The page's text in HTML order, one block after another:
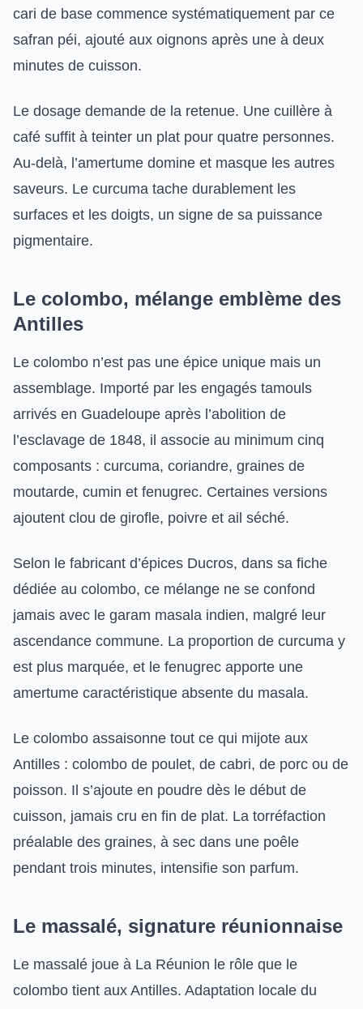
cari de base commence systématiquement par ce
safran péi, ajouté aux oignons après une à deux
minutes de cuisson.
Le dosage demande de la retenue. Une cuillère à
café suffit à teinter un plat pour quatre personnes.
Au-delà, l’amertume domine et masque les autres
saveurs. Le curcuma tache durablement les
surfaces et les doigts, un signe de sa puissance
pigmentaire.
Le colombo, mélange emblème des
Antilles
Le colombo n’est pas une épice unique mais un
assemblage. Importé par les engagés tamouls
arrivés en Guadeloupe après l’abolition de
l’esclavage de 1848, il associe au minimum cinq
composants : curcuma, coriandre, graines de
moutarde, cumin et fenugrec. Certaines versions
ajoutent clou de girofle, poivre et ail séché.
Selon le fabricant d’épices Ducros, dans sa fiche
dédiée au colombo, ce mélange ne se confond
jamais avec le garam masala indien, malgré leur
ascendance commune. La proportion de curcuma y
est plus marquée, et le fenugrec apporte une
amertume caractéristique absente du masala.
Le colombo assaisonne tout ce qui mijote aux
Antilles : colombo de poulet, de cabri, de porc ou de
poisson. Il s’ajoute en poudre dès le début de
cuisson, jamais cru en fin de plat. La torréfaction
préalable des graines, à sec dans une poêle
pendant trois minutes, intensifie son parfum.
Le massalé, signature réunionnaise
Le massalé joue à La Réunion le rôle que le
colombo tient aux Antilles. Adaptation locale du